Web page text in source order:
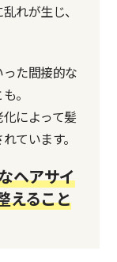
れが生じ、
た間接的な
。
によって髪
ています。
ヘアサイ
えること